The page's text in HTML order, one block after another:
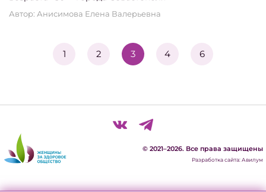
Автор: Анисимова Елена Валерьевна
1 2 3 4 6
© 2021–2026. Все права защищены
Разработка сайта: Авилум